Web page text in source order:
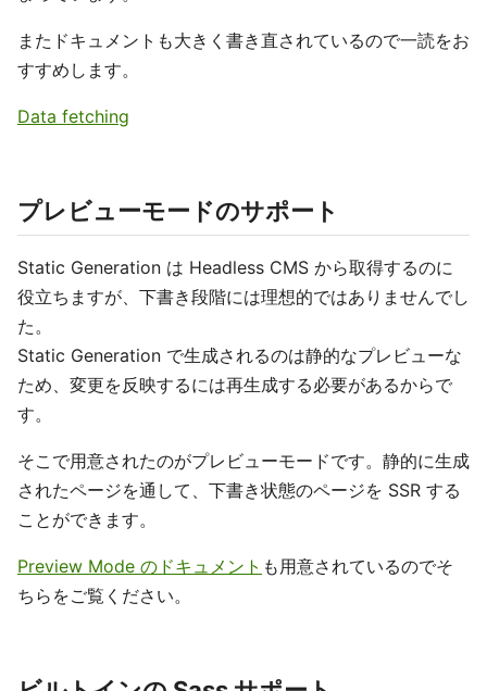
またドキュメントも大きく書き直されているので一読をお
すすめします。
Data fetching
プレビューモードのサポート
Static Generation は Headless CMS から取得するのに
役立ちますが、下書き段階には理想的ではありませんでし
た。
Static Generation で生成されるのは静的なプレビューな
ため、変更を反映するには再生成する必要があるからで
す。
そこで用意されたのがプレビューモードです。静的に生成
されたページを通して、下書き状態のページを SSR する
ことができます。
Preview Mode のドキュメント も用意されているのでそ
ちらをご覧ください。